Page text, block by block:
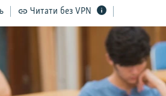
Читати без VPN